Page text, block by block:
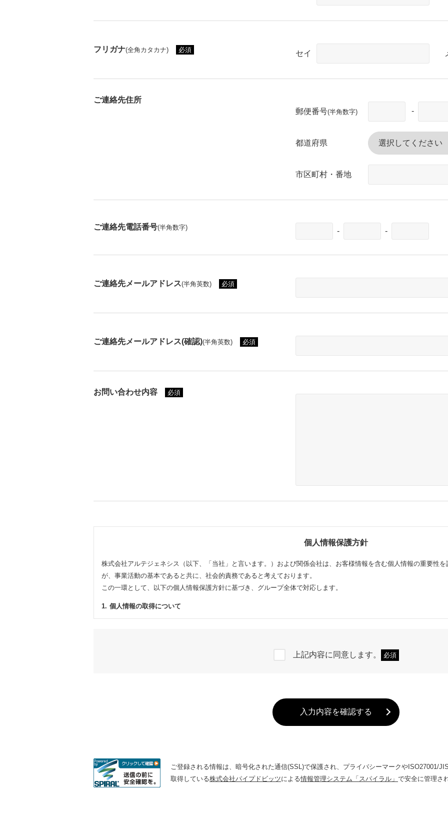
フリガナ(全角カタカナ) 必須 セイ
ご連絡先住所
郵便番号(半角数字) -
都道府県
市区町村・番地
ご連絡先電話番号(半角数字) - -
ご連絡先メールアドレス(半角英数) 必須
ご連絡先メールアドレス(確認)(半角英数) 必須
お問い合わせ内容 必須
個人情報保護方針
株式会社アルテジェネシス（以下、「当社」と言います。）および関係会社は、お客様情報を含む個人情報の重要性
が、事業活動の基本であると共に、社会的責務であると考えております。
この一環として、以下の個人情報保護方針に基づき、グループ全体で対応します。
1. 個人情報の取得について
4. 個人情報の管理について
(1) 当社は、個人情報の正確性を保ち、これを安全に管理します。
上記内容に同意します。 必須
入力内容を確認する
ご登録される情報は、暗号化された通信(SSL)で保護され、プライバシーマークやISO27001/
取得している株式会社パイプドビッツによる情報管理システム「スパイラル」 で安全に管理さ